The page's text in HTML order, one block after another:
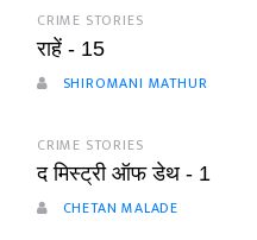
CRIME STORIES
राहें - 15
SHIROMANI MATHUR
CRIME STORIES
द मिस्ट्री ऑफ डेथ - 1
CHETAN MALADE